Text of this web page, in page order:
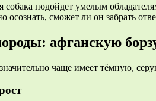
собака подойдет умелым
осознать, сможет ли он забрать
афганскую
чаще имеет тёмную,